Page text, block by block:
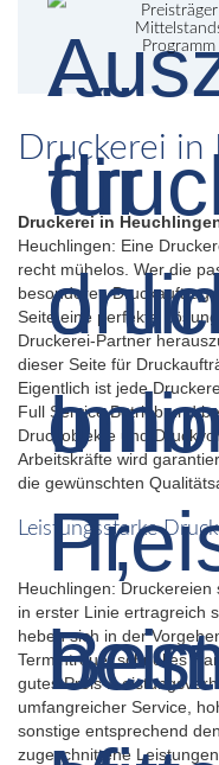
Preisträger
Programm
Druckerei in
Druckerei in
Heuchlingen: Eine
recht mühelos. Wer die
besonderen Druckauftrag
Seite eine perfekte
Druckerei-Partner
dieser Seite für
Eigentlich ist jede
Full Service Betrieb und
Druckobjekte und
Arbeitskräfte wird
die gewünschten
Leistungsstarke
Heuchlingen: Druckereien
in erster Linie ertragreich
heben sich in der
Termintreue, schnelles
gutes Preis-/
umfangreicher Service,
sonstige entsprechend
zugeschnittene Leistungen.